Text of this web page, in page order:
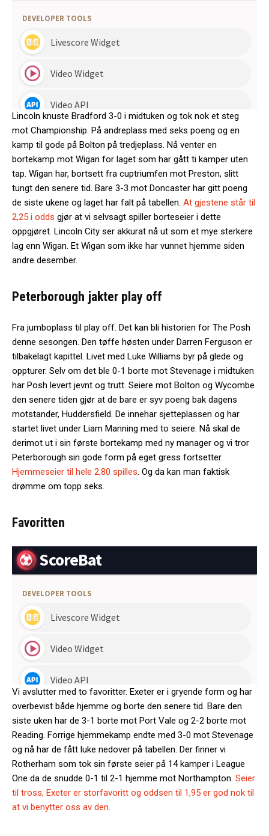
Lincoln knuste Bradford 3-0 i midtuken og tok nok et steg
mot Championship. På andreplass med seks poeng og en
kamp til gode på Bolton på tredjeplass. Nå venter en
bortekamp mot Wigan for laget som har gått ti kamper uten
tap. Wigan har, bortsett fra cuptriumfen mot Preston, slitt
tungt den senere tid. Bare 3-3 mot Doncaster har gitt poeng
de siste ukene og laget har falt på tabellen. At gjestene står til
2,25 i odds gjør at vi selvsagt spiller borteseier i dette
oppgjøret. Lincoln City ser akkurat nå ut som et mye sterkere
lag enn Wigan. Et Wigan som ikke har vunnet hjemme siden
andre desember.
Peterborough jakter play off
Fra jumboplass til play off. Det kan bli historien for The Posh
denne sesongen. Den tøffe høsten under Darren Ferguson er
tilbakelagt kapittel. Livet med Luke Williams byr på glede og
oppturer. Selv om det ble 0-1 borte mot Stevenage i midtuken
har Posh levert jevnt og trutt. Seiere mot Bolton og Wycombe
den senere tiden gjør at de bare er syv poeng bak dagens
motstander, Huddersfield. De innehar sjetteplassen og har
startet livet under Liam Manning med to seiere. Nå skal de
derimot ut i sin første bortekamp med ny manager og vi tror
Peterborough sin gode form på eget gress fortsetter.
Hjemmeseier til hele 2,80 spilles. Og da kan man faktisk
drømme om topp seks.
Favoritten
Vi avslutter med to favoritter. Exeter er i gryende form og har
overbevist både hjemme og borte den senere tid. Bare den
siste uken har de 3-1 borte mot Port Vale og 2-2 borte mot
Reading. Forrige hjemmekamp endte med 3-0 mot Stevenage
og nå har de fått luke nedover på tabellen. Der finner vi
Rotherham som tok sin første seier på 14 kamper i League
One da de snudde 0-1 til 2-1 hjemme mot Northampton. Seier
til tross, Exeter er storfavoritt og oddsen til 1,95 er god nok til
at vi benytter oss av den.